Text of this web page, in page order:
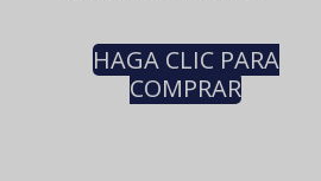
HAGA CLIC PARA
COMPRAR